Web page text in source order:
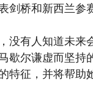
剑桥和新西兰参赛
没有人知道未来
歇尔谦虚而坚持
特征，并将帮助